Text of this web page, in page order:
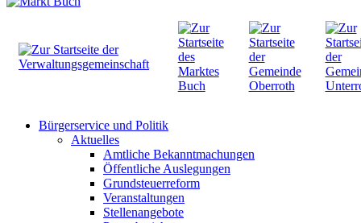
Bürgerservice und Politik
Aktuelles
Amtliche Bekanntmachungen
Öffentliche Auslegungen
Grundsteuerreform
Veranstaltungen
Stellenangebote